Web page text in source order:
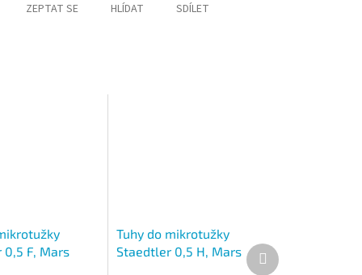
ZEPTAT SE HLÍDAT SDÍLET
F, Mars
Tuhy do mikrotužky
Staedtler 0,5 H, Mars
Další
produkt